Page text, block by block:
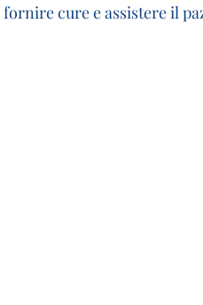
cure e assistere il